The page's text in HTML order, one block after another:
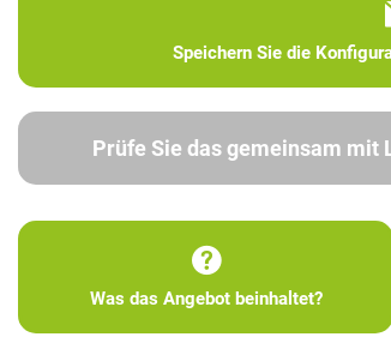
Speichern Sie die
Prüfe Sie das gemeinsam mit
Was das Angebot beinhaltet?